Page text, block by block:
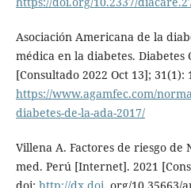
Asociación Americana de la
médica en la diabetes.
[Consultado 2022 Oct 13]; 31(1):
https://www.agamfec.com/
diabetes-de-la-ada-2017/
Villena A. Factores de riesgo de
med. Perú [Internet]. 2021